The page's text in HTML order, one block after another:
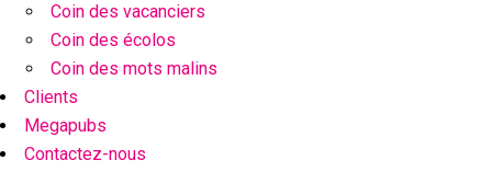
Coin des vacanciers
Coin des écolos
Coin des mots malins
Clients
Megapubs
Contactez-nous